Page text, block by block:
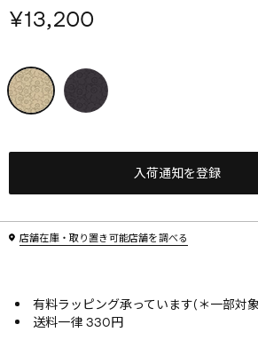
¥13,200
入荷通知を登録
店舗在庫・取り置き可能店舗を調べる
有料ラッピング承っています(＊一部対
送料一律 330円